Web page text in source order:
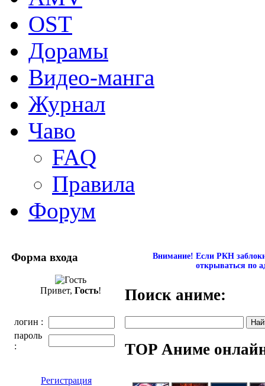
OST
Дорамы
Видео-манга
Журнал
Чаво
FAQ
Правила
Форум
Форма входа
Привет, Гость!
логин :
пароль
:
Регистрация
Внимание! Если РКН
открываться по
Поиск аниме:
TOP Аниме